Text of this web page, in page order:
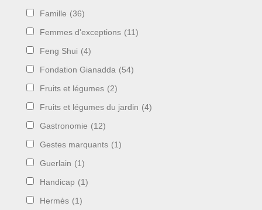
Famille (36)
Femmes d'exceptions (11)
Feng Shui (4)
Fondation Gianadda (54)
Fruits et légumes (2)
Fruits et légumes du jardin (4)
Gastronomie (12)
Gestes marquants (1)
Guerlain (1)
Handicap (1)
Hermès (1)